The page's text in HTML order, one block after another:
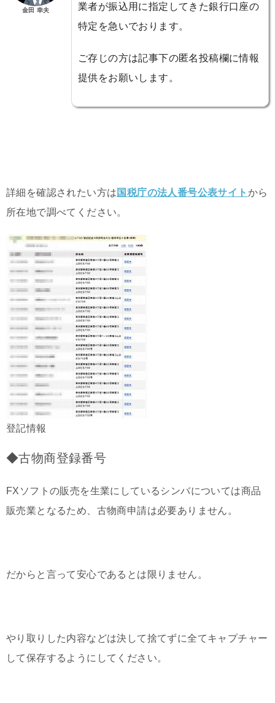
金田 幸夫
業者が振込用に指定してきた銀行口座の
特定を急いでおります。
ご存じの方は記事下の匿名投稿欄に情報
提供をお願いします。
詳細を確認されたい方は 国税庁の法人番号公表サイト から
所在地で調べてください。
登記情報
◆古物商登録番号
FXソフトの販売を生業にしているシンバについては商品
販売業となるため、古物商申請は必要ありません。
だからと言って安心であるとは限りません。
やり取りした内容などは決して捨てずに全てキャプチャー
して保存するようにしてください。